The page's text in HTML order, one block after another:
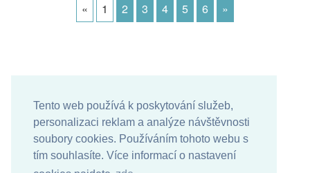
Tento web používá k poskytování služeb,
personalizaci reklam a analýze návštěvnosti
soubory cookies. Používáním tohoto webu s
tím souhlasíte. Více informací o nastavení
« 1 2 3 4 5 6 »